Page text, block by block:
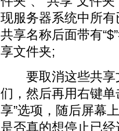
现服务器系统中所
共享名称后面带有
享文件夹;
要取消这些共享
们，然后再用右键
享”选项，随后屏幕
是否真的想停止已